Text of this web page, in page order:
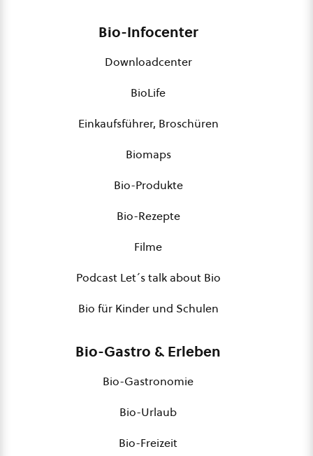
Bio-Infocenter
Downloadcenter
BioLife
Einkaufsführer, Broschüren
Biomaps
Bio-Produkte
Bio-Rezepte
Filme
Podcast Let´s talk about Bio
Bio für Kinder und Schulen
Bio-Gastro & Erleben
Bio-Gastronomie
Bio-Urlaub
Bio-Freizeit